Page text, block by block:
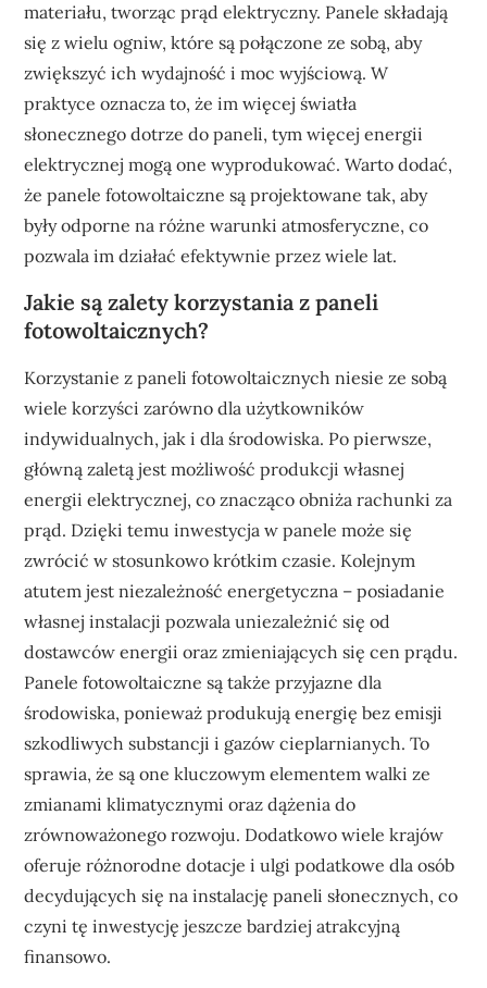
materiału, tworząc prąd elektryczny. Panele składają
się z wielu ogniw, które są połączone ze sobą, aby
zwiększyć ich wydajność i moc wyjściową. W
praktyce oznacza to, że im więcej światła
słonecznego dotrze do paneli, tym więcej energii
elektrycznej mogą one wyprodukować. Warto dodać,
że panele fotowoltaiczne są projektowane tak, aby
były odporne na różne warunki atmosferyczne, co
pozwala im działać efektywnie przez wiele lat.
Jakie są zalety korzystania z paneli
fotowoltaicznych?
Korzystanie z paneli fotowoltaicznych niesie ze sobą
wiele korzyści zarówno dla użytkowników
indywidualnych, jak i dla środowiska. Po pierwsze,
główną zaletą jest możliwość produkcji własnej
energii elektrycznej, co znacząco obniża rachunki za
prąd. Dzięki temu inwestycja w panele może się
zwrócić w stosunkowo krótkim czasie. Kolejnym
atutem jest niezależność energetyczna – posiadanie
własnej instalacji pozwala uniezależnić się od
dostawców energii oraz zmieniających się cen prądu.
Panele fotowoltaiczne są także przyjazne dla
środowiska, ponieważ produkują energię bez emisji
szkodliwych substancji i gazów cieplarnianych. To
sprawia, że są one kluczowym elementem walki ze
zmianami klimatycznymi oraz dążenia do
zrównoważonego rozwoju. Dodatkowo wiele krajów
oferuje różnorodne dotacje i ulgi podatkowe dla osób
decydujących się na instalację paneli słonecznych, co
czyni tę inwestycję jeszcze bardziej atrakcyjną
finansowo.